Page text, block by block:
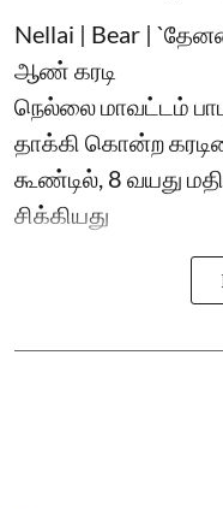
Nellai | Bear |
ஆண் கரடி
நெல்லை மாவட்டம்
தாக்கி கொன்ற
கூண்டில், 8 வயது
சிக்கியது